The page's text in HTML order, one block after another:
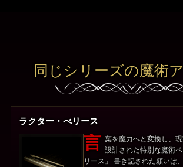
同じシリーズの魔術
ラクター・べリース
言 葉を魔力へと変換し、
設計された特別な魔術
リース」 書き記された願いは